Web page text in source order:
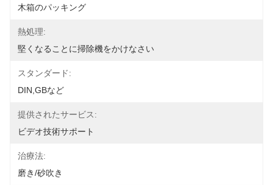
木箱のパッキング
熱処理:
堅くなることに掃除機をかけなさい
スタンダード:
DIN,GBなど
提供されたサービス:
ビデオ技術サポート
治療法:
磨き/砂吹き